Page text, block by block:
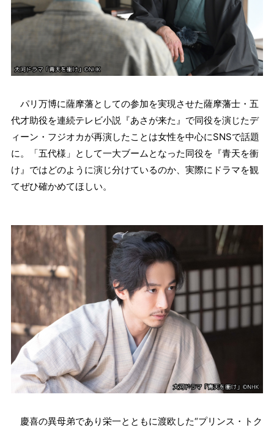
パリ万博に薩摩藩としての参加を実現させた薩摩藩士・五
代才助役を連続テレビ小説『あさが来た』で同役を演じたデ
ィーン・フジオカが再演したことは女性を中心にSNSで話題
に。「五代様」として一大ブームとなった同役を『青天を衝
け』ではどのように演じ分けているのか、実際にドラマを観
てぜひ確かめてほしい。
慶喜の異母弟であり栄一とともに渡欧した“プリンス・トク